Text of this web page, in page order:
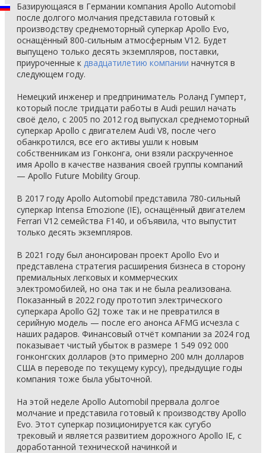
Базирующаяся в Германии компания Apollo Automobil
после долгого молчания представила готовый к
производству среднемоторный суперкар Apollo Evo,
оснащённый 800-сильным атмосферным V12. Будет
выпущено только десять экземпляров, поставки,
приуроченные к двадцатилетию компании начнутся в
следующем году.
Немецкий инженер и предприниматель Роланд Гумперт,
который после тридцати работы в Audi решил начать
своё дело, с 2005 по 2012 год выпускал среднемоторный
суперкар Apollo с двигателем Audi V8, после чего
обанкротился, все его активы ушли к новым
собственникам из Гонконга, они взяли раскрученное
имя Apollo в качестве названия своей группы компаний
— Apollo Future Mobility Group.
В 2017 году Apollo Automobil представила 780-сильный
суперкар Intensa Emozione (IE), оснащённый двигателем
Ferrari V12 семейства F140, и объявила, что выпустит
только десять экземпляров.
В 2021 году был анонсирован проект Apollo Evo и
представлена стратегия расширения бизнеса в сторону
премиальных легковых и коммерческих
электромобилей, но она так и не была реализована.
Показанный в 2022 году прототип электрического
суперкара Apollo G2J тоже так и не превратился в
серийную модель — после его анонса AFMG исчезла с
наших радаров. Финансовый отчёт компании за 2024 год
показывает чистый убыток в размере 1 549 092 000
гонконгских долларов (это примерно 200 млн долларов
США в переводе по текущему курсу), предыдущие годы
компания тоже была убыточной.
На этой неделе Apollo Automobil прервала долгое
молчание и представила готовый к производству Apollo
Evo. Этот суперкар позиционируется как сугубо
трековый и является развитием дорожного Apollo IE, с
доработанной технической начинкой и